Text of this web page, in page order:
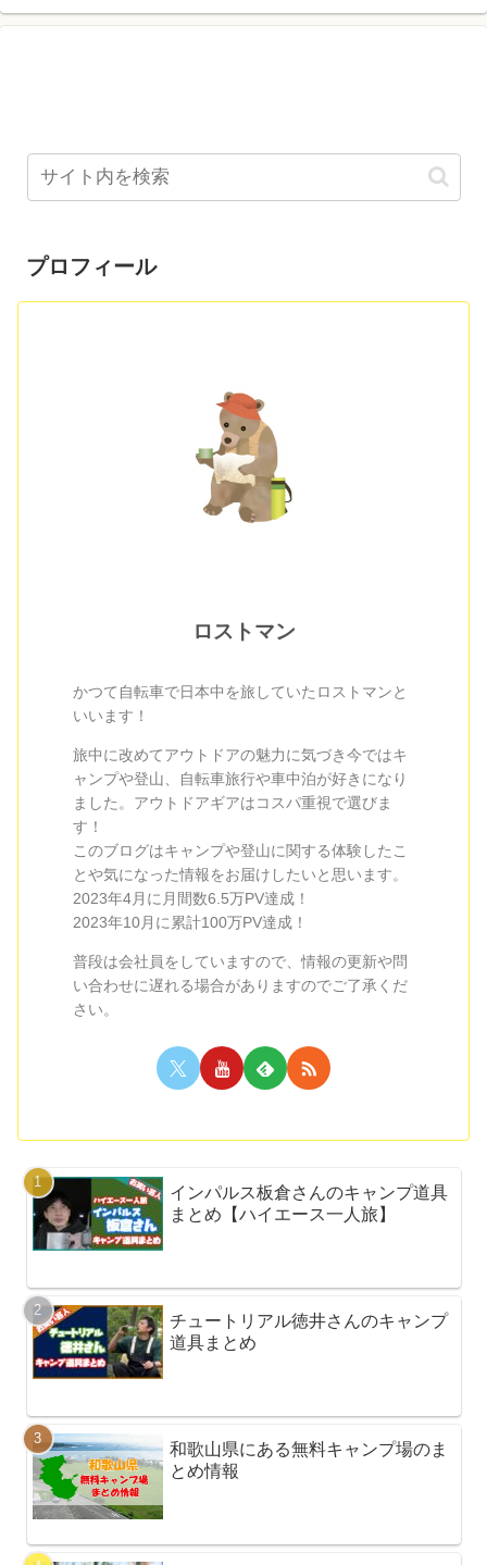
プロフィール
ロストマン
かつて自転車で日本中を旅していたロストマンと
いいます！
旅中に改めてアウトドアの魅力に気づき今ではキ
ャンプや登山、自転車旅行や車中泊が好きになり
ました。アウトドアギアはコスパ重視で選びま
す！
このブログはキャンプや登山に関する体験したこ
とや気になった情報をお届けしたいと思います。
2023年4月に月間数6.5万PV達成！
2023年10月に累計100万PV達成！
普段は会社員をしていますので、情報の更新や問
い合わせに遅れる場合がありますのでご了承くだ
さい。
インパルス板倉さんのキャンプ道具
まとめ【ハイエース一人旅】
チュートリアル徳井さんのキャンプ
道具まとめ
和歌山県にある無料キャンプ場のま
とめ情報